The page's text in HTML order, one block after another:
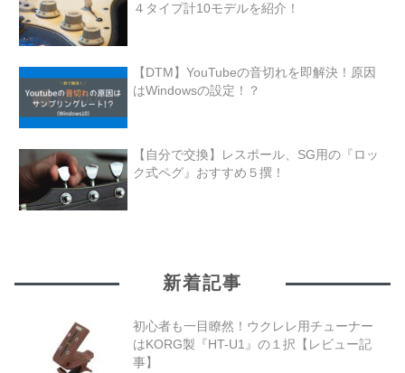
４タイプ計10モデルを紹介！
【DTM】YouTubeの音切れを即解決！原因
はWindowsの設定！？
【自分で交換】レスポール、SG用の『ロッ
ク式ペグ』おすすめ５撰！
新着記事
初心者も一目瞭然！ウクレレ用チューナー
はKORG製『HT-U1』の１択【レビュー記
事】